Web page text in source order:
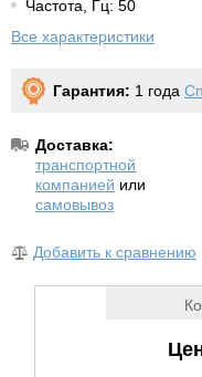
Частота, Гц: 50
Все характеристики
Гарантия: 1 года
Доставка:
транспортной
компанией или
самовывоз
Добавить к сравнению